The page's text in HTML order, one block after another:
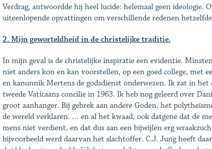
Verdrag, antwoordde hij heel lucide: helemaal geen
uiteenlopende opvattingen om verschillende redenen
2. Mijn geworteldheid in de christelijke traditie.
In mijn geval is de christelijke inspiratie een evidentie.
niet anders kon en kan voorstellen, op een goed college, met
en kanunnik Mertens de godsdienst onderwezen. Ik zat in
tweede Vaticaans concilie in 1963. Ik heb nog geleerd over
groot aanhanger. Bij gebrek aan andere Goden, het
de wereld verklaren. … en al het kwaad, ook datgene dat de
mens niet verdient, en dat dus aan een bijwijlen erg
bijvoorbeeld werd daarvan het slachtoffer. C.J. Jung heeft